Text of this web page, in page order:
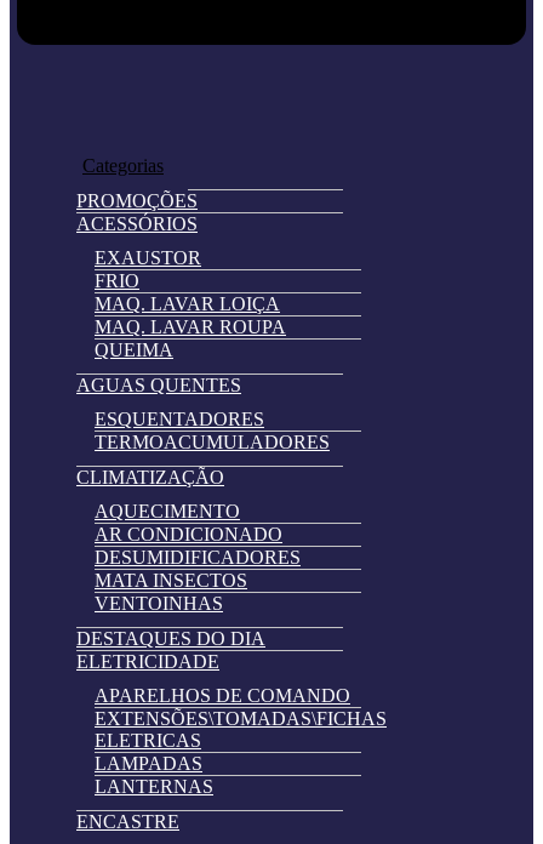
Categorias
PROMOÇÕES
ACESSÓRIOS
EXAUSTOR
FRIO
MAQ. LAVAR LOIÇA
MAQ. LAVAR ROUPA
QUEIMA
AGUAS QUENTES
ESQUENTADORES
TERMOACUMULADORES
CLIMATIZAÇÃO
AQUECIMENTO
AR CONDICIONADO
DESUMIDIFICADORES
MATA INSECTOS
VENTOINHAS
DESTAQUES DO DIA
ELETRICIDADE
APARELHOS DE COMANDO
EXTENSÕES\TOMADAS\FICHAS
ELETRICAS
LAMPADAS
LANTERNAS
ENCASTRE